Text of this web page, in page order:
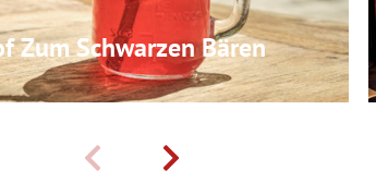
Zum Schwarzen Bären